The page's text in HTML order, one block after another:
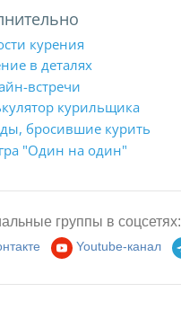
курения
в деталях
встречи
курильщика
бросившие курить
"Один на один"
группы в соцсетях:
Youtube-канал